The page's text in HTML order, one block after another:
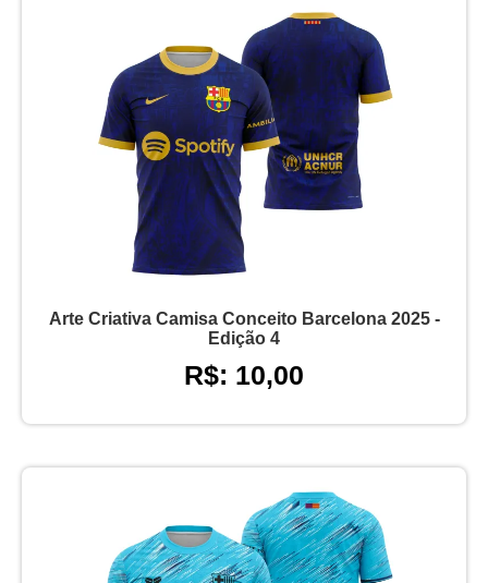
Arte Criativa Camisa Conceito Barcelona 2025 -
Edição 4
R$: 10,00